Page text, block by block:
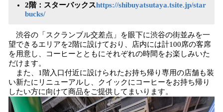
2階：スターバックスhttps://shibuyatsutaya.tsite.jp/star
bucks/
渋谷の「スクランブル交差点」を眼下に渋谷の街並みを一
望できるエリアを2階に設けており、店内には計100席の客席
を用意し、コーヒーとともにそれぞれの時間をお楽しみいた
だけます。
また、1階入口付近に設けられたお持ち帰り専用の店舗も装
い新たにリニューアルし、クイックにコーヒーをお持ち帰り
したい方に向けて商品をご提供してまいります。